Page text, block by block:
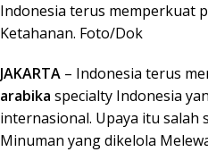
Indonesia terus memperkuat
Ketahanan. Foto/Dok
JAKARTA – Indonesia terus
arabika specialty Indonesia
internasional. Upaya itu salah
Minuman yang dikelola